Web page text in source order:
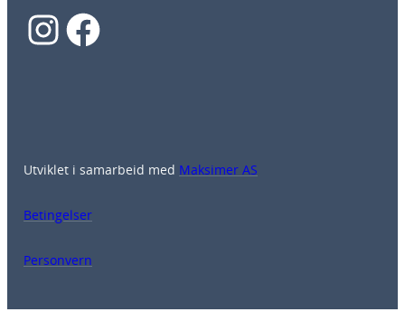
InstagramFacebook
Utviklet i samarbeid med Maksimer AS
Betingelser
Personvern